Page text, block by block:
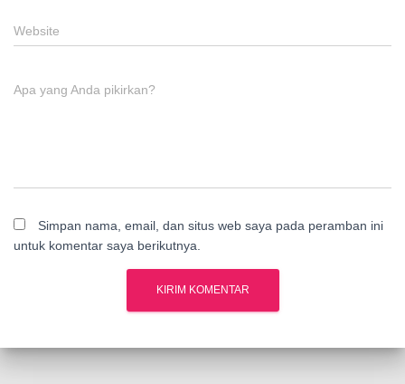
Website
Apa yang Anda pikirkan?
Simpan nama, email, dan situs web saya pada peramban ini
untuk komentar saya berikutnya.